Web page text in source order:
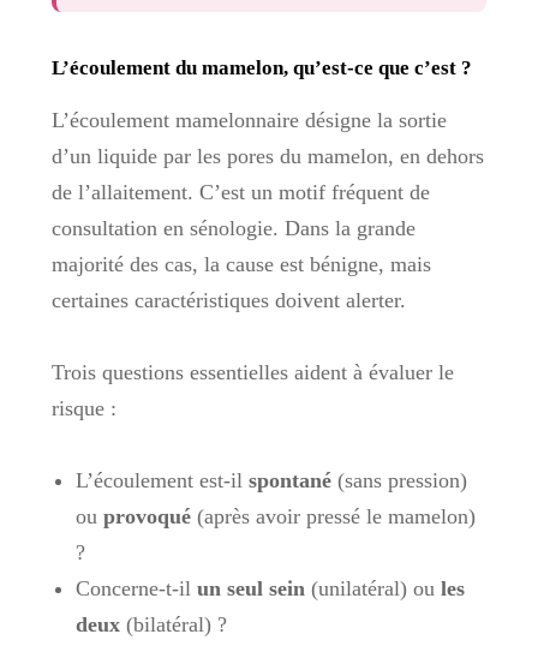
L’écoulement du mamelon, qu’est-ce que c’est ?
L’écoulement mamelonnaire désigne la sortie
d’un liquide par les pores du mamelon, en dehors
de l’allaitement. C’est un motif fréquent de
consultation en sénologie. Dans la grande
majorité des cas, la cause est bénigne, mais
certaines caractéristiques doivent alerter.
Trois questions essentielles aident à évaluer le
risque :
L’écoulement est-il spontané(sans pression)
ou provoqué(après avoir pressé le mamelon)
?
Concerne-t-il un seul sein (unilatéral) ou les
deux(bilatéral) ?